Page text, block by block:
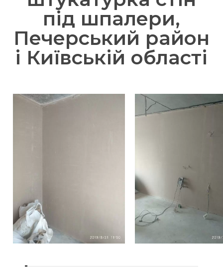
під шпалери,
Печерський район
і Київській області